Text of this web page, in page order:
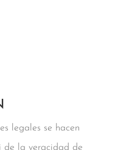
legales se hacen
de la veracidad de